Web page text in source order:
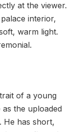
at the viewer.
interior,
warm light.
of a young
the uploaded
He has short,